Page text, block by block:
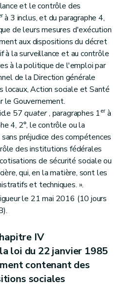
et le contrôle des
à 3 inclus, et du paragraphe 4,
de leurs mesures d'exécution
aux dispositions du décret
à la surveillance et au contrôle
à la politique de l'emploi par
de la Direction générale
locaux, Action sociale et Santé
le Gouvernement.
57quater, paragraphes 1erà
4, 2°, le contrôle ou la
préjudice des compétences
des institutions fédérales
de sécurité sociale ou
qui, en la matière, sont les
et techniques. ».
le 21 mai 2016 (10 jours
IV
loi du 22 janvier 1985
contenant des
sociales